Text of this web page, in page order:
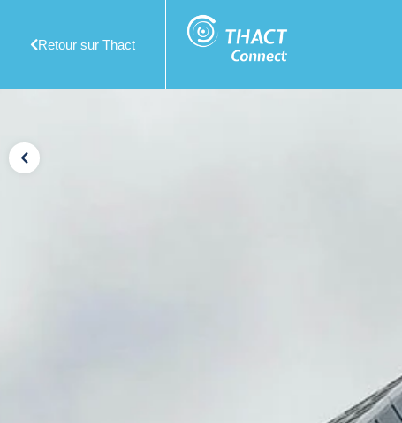
Retour sur Thact